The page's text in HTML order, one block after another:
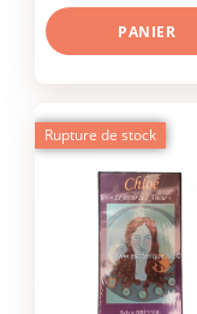
PANIER
Rupture de stock